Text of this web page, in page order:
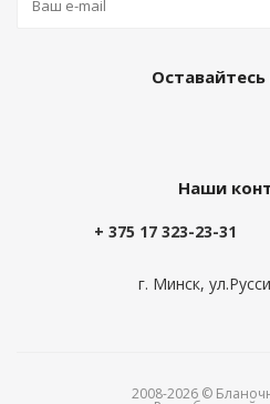
Оставайтесь
Наши
+ 375 17 323-23-31
г. Минск,
2008-2026 ©